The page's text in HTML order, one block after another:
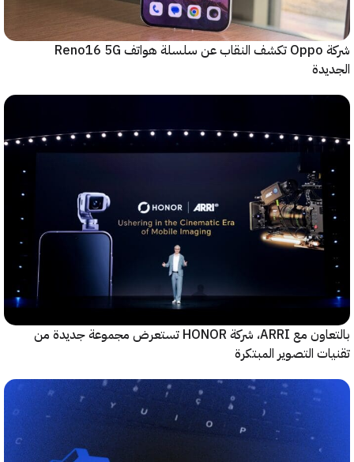
شركة Oppo تكشف النقاب عن سلسلة هواتف Reno16 5G
بالتعاون مع ARRI، شركة HONOR تستعرض مجموعة جديدة من
التصوير المبتكرة